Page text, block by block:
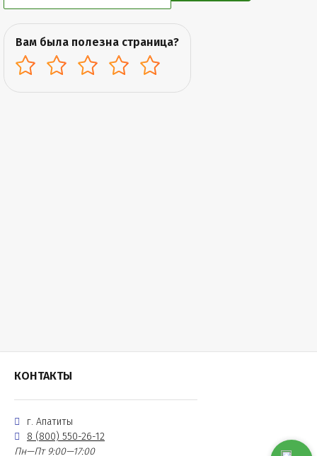
Вам была полезна страница?
КОНТАКТЫ
г. Апатиты
8 (800) 550-26-12
Пн—Пт 9:00—17:00